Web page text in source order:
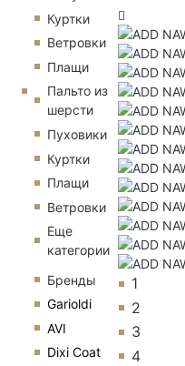
Куртки
Ветровки
Плащи
Пальто из
шерсти
Пуховики
Куртки
Плащи
Ветровки
Еще
категории
Бренды
Garioldi
AVI
Dixi Coat
1
2
3
4